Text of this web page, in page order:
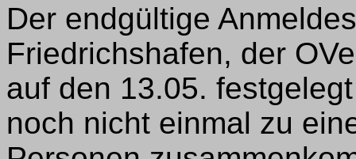
Der endgültige
Friedrichshafen, der
auf den 13.05.
noch nicht einmal zu